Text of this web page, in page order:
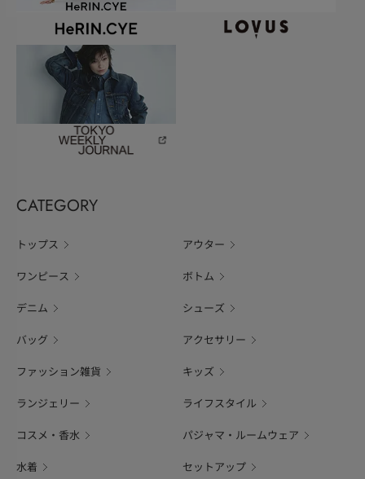
CATEGORY
トップス アウター
ワンピース ボトム
デニム シューズ
バッグ アクセサリー
ファッション雑貨 キッズ
ランジェリー ライフスタイル
コスメ・香水 パジャマ・ルームウェア
水着 セットアップ